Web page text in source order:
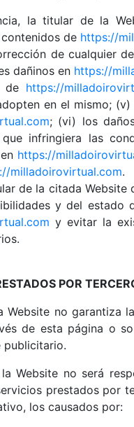
la titular de la
de https://
de cualquier
dañinos en https://
de https://
en el mismo;
; (vi) los
que infringiera las
https://
milladoirovirtual.com.
de la citada Website
y del estado
y evitar la
POR
Website no
de esta página o
publicitario.
Website no será
prestados por
los causados por: